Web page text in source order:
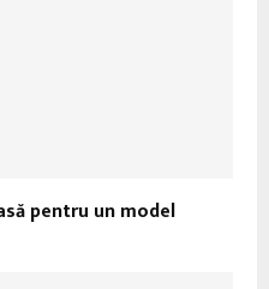
pentru un model